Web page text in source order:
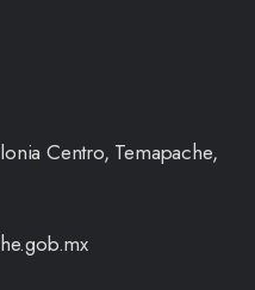
Centro, Temapache,